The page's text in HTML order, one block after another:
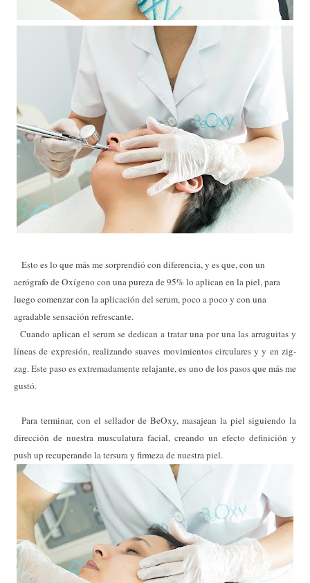
Esto es lo que más me sorprendió con diferencia, y es que, con un
aerógrafo de Oxígeno con una pureza de 95% lo aplican en la piel, para
luego comenzar con la aplicación del serum, poco a poco y con una
agradable sensación refrescante.
Cuando aplican el serum se dedican a tratar una por una las arruguitas y
líneas de expresión, realizando suaves movimientos circulares y y en zig-
zag. Este paso es extremadamente relajante, es uno de los pasos que más me
gustó.
Para terminar, con el sellador de BeOxy, masajean la piel siguiendo la
dirección de nuestra musculatura facial, creando un efecto definición y
push up recuperando la tersura y firmeza de nuestra piel.